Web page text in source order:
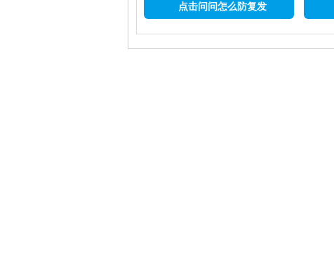
点击问问怎么防复发